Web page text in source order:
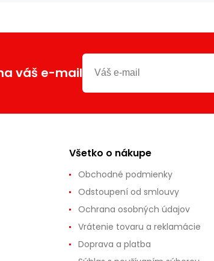
váš e-mail
Všetko o nákupe
Obchodné podmienky
Odstoupení od smlouvy
Ochrana osobných údajov
Vrátenie tovaru a reklamácie
Doprava a platba